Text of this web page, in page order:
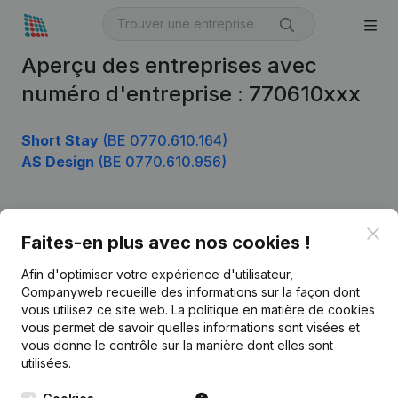
Aperçu des entreprises avec
numéro d'entreprise : 770610xxx
Short Stay (BE 0770.610.164)
AS Design (BE 0770.610.956)
Faites-en plus avec nos cookies !
Afin d'optimiser votre expérience d'utilisateur,
Companyweb recueille des informations sur la façon dont
vous utilisez ce site web. La politique en matière de cookies
vous permet de savoir quelles informations sont visées et
vous donne le contrôle sur la manière dont elles sont
utilisées.
Français
Kantorenpark Everest
248D,
Monitoring
Recherche internationale